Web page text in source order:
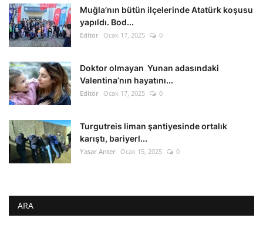
Muğla’nın bütün ilçelerinde Atatürk koşusu
yapıldı. Bod...
Editör Ocak 17, 2025 0
Doktor olmayan Yunan adasındaki
Valentina’nın hayatını...
Editör Ocak 17, 2025 0
Turgutreis liman şantiyesinde ortalık
karıştı, bariyerl...
Yasar Anter Ocak 15, 2025 0
ARA